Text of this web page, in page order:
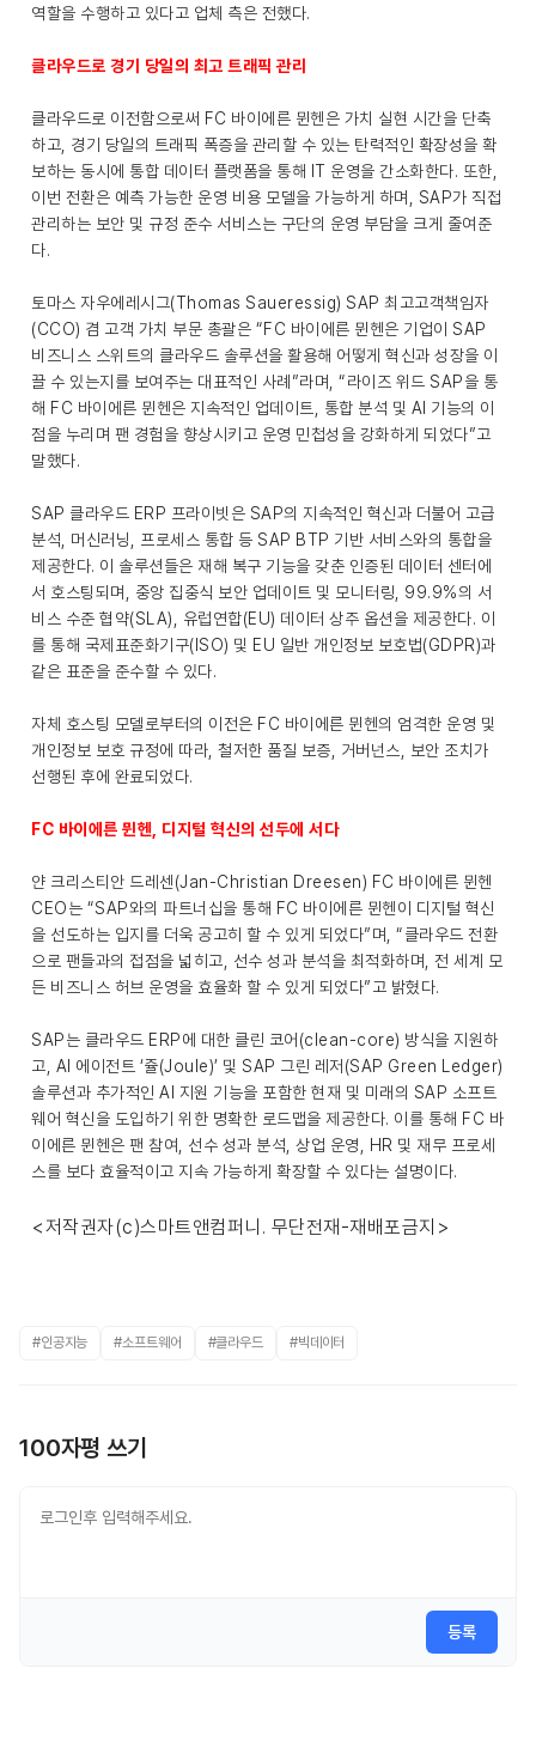
역할을 수행하고 있다고 업체 측은 전했다.
클라우드로 경기 당일의 최고 트래픽 관리
클라우드로 이전함으로써 FC 바이에른 뮌헨은 가치 실현 시간을 단축
하고, 경기 당일의 트래픽 폭증을 관리할 수 있는 탄력적인 확장성을 확
보하는 동시에 통합 데이터 플랫폼을 통해 IT 운영을 간소화한다. 또한,
이번 전환은 예측 가능한 운영 비용 모델을 가능하게 하며, SAP가 직접
관리하는 보안 및 규정 준수 서비스는 구단의 운영 부담을 크게 줄여준
다.
토마스 자우에레시그(Thomas Saueressig) SAP 최고고객책임자
(CCO) 겸 고객 가치 부문 총괄은 “FC 바이에른 뮌헨은 기업이 SAP
비즈니스 스위트의 클라우드 솔루션을 활용해 어떻게 혁신과 성장을 이
끌 수 있는지를 보여주는 대표적인 사례”라며, “라이즈 위드 SAP을 통
해 FC 바이에른 뮌헨은 지속적인 업데이트, 통합 분석 및 AI 기능의 이
점을 누리며 팬 경험을 향상시키고 운영 민첩성을 강화하게 되었다”고
말했다.
SAP 클라우드 ERP 프라이빗은 SAP의 지속적인 혁신과 더불어 고급
분석, 머신러닝, 프로세스 통합 등 SAP BTP 기반 서비스와의 통합을
제공한다. 이 솔루션들은 재해 복구 기능을 갖춘 인증된 데이터 센터에
서 호스팅되며, 중앙 집중식 보안 업데이트 및 모니터링, 99.9%의 서
비스 수준 협약(SLA), 유럽연합(EU) 데이터 상주 옵션을 제공한다. 이
를 통해 국제표준화기구(ISO) 및 EU 일반 개인정보 보호법(GDPR)과
같은 표준을 준수할 수 있다.
자체 호스팅 모델로부터의 이전은 FC 바이에른 뮌헨의 엄격한 운영 및
개인정보 보호 규정에 따라, 철저한 품질 보증, 거버넌스, 보안 조치가
선행된 후에 완료되었다.
FC 바이에른 뮌헨, 디지털 혁신의 선두에 서다
얀 크리스티안 드레센(Jan-Christian Dreesen) FC 바이에른 뮌헨
CEO는 “SAP와의 파트너십을 통해 FC 바이에른 뮌헨이 디지털 혁신
을 선도하는 입지를 더욱 공고히 할 수 있게 되었다”며, “클라우드 전환
으로 팬들과의 접점을 넓히고, 선수 성과 분석을 최적화하며, 전 세계 모
든 비즈니스 허브 운영을 효율화 할 수 있게 되었다”고 밝혔다.
SAP는 클라우드 ERP에 대한 클린 코어(clean-core) 방식을 지원하
고, AI 에이전트 ‘쥴(Joule)’ 및 SAP 그린 레저(SAP Green Ledger)
솔루션과 추가적인 AI 지원 기능을 포함한 현재 및 미래의 SAP 소프트
웨어 혁신을 도입하기 위한 명확한 로드맵을 제공한다. 이를 통해 FC 바
이에른 뮌헨은 팬 참여, 선수 성과 분석, 상업 운영, HR 및 재무 프로세
스를 보다 효율적이고 지속 가능하게 확장할 수 있다는 설명이다.
<저작권자(c)스마트앤컴퍼니. 무단전재-재배포금지>
#인공지능 #소프트웨어 #클라우드 #빅데이터
100자평 쓰기
등록